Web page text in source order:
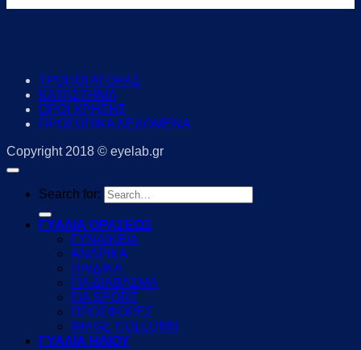
ΤΡΟΠΟΙ ΑΓΟΡΑΣ
ΚΑΤΑΣΤΗΜΑ
ΟΡΟΙ ΧΡΗΣΗΣ
ΠΡΟΣΩΠΙΚΑ ΔΕΔΟΜΕΝΑ
Copyright 2018 © eyelab.gr
Search for:
ΓΥΑΛΙΑ ΟΡΑΣΕΩΣ
ΓΥΝΑΙΚΕΙΑ
ΑΝΔΡΙΚΑ
ΠΑΙΔΙΚΑ
ΓΙΑ ΔΙΑΒΑΣΜΑ
ΓΙΑ SPORT
ΠΡΟΣΦΟΡΕΣ
IMAGE COLLUMN
ΓΥΑΛΙΑ ΗΛΙΟΥ